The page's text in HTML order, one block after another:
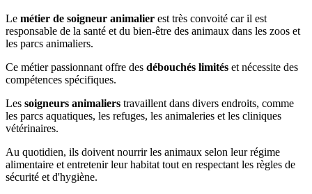
Le métier de soigneur animalier est très convoité car il est
responsable de la santé et du bien-être des animaux dans les zoos et
les parcs animaliers.
Ce métier passionnant offre des débouchés limités et nécessite des
compétences spécifiques.
Les soigneurs animaliers travaillent dans divers endroits, comme
les parcs aquatiques, les refuges, les animaleries et les cliniques
vétérinaires.
Au quotidien, ils doivent nourrir les animaux selon leur régime
alimentaire et entretenir leur habitat tout en respectant les règles de
sécurité et d'hygiène.